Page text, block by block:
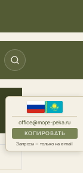
office@mope-peka.ru
КОПИРОВАТЬ
Запросы — только на e-mail